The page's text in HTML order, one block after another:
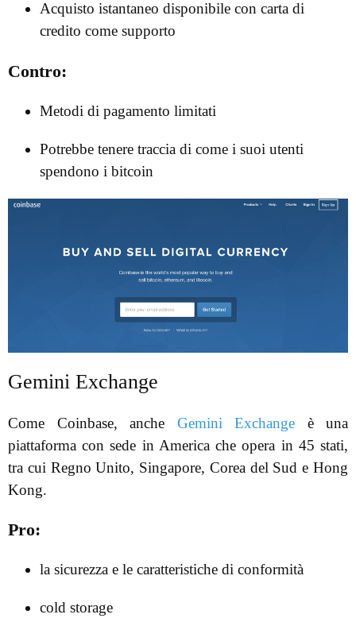
Acquisto istantaneo disponibile con carta di
credito come supporto
Contro:
Metodi di pagamento limitati
Potrebbe tenere traccia di come i suoi utenti
spendono i bitcoin
Gemini Exchange
Come Coinbase, anche Gemini Exchange è una
piattaforma con sede in America che opera in 45 stati,
tra cui Regno Unito, Singapore, Corea del Sud e Hong
Kong.
Pro:
la sicurezza e le caratteristiche di conformità
cold storage